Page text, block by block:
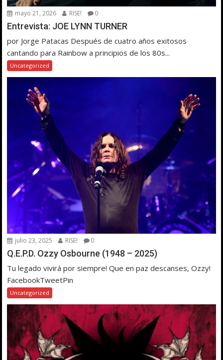
mayo 21, 2026 RISE! 0
Entrevista: JOE LYNN TURNER
por Jorge Patacas Después de cuatro años exitosos
cantando para Rainbow a principios de los 80s...
Uncategorized
julio 23, 2025 RISE! 0
Q.E.P.D. Ozzy Osbourne (1948 – 2025)
Tu legado vivirá por siempre! Que en paz descanses, Ozzy!
FacebookTweetPin
Uncategorized